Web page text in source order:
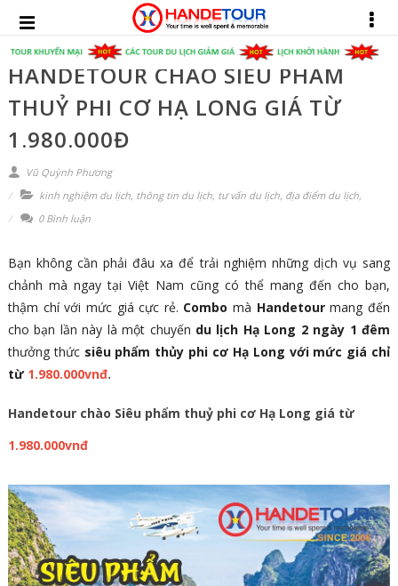
HANDETOUR CHÀO SIÊU PHẨM
THUỶ PHI CƠ HẠ LONG GIÁ TỪ
1.980.000Đ
Vũ Quỳnh Phương
kinh nghiệm du lịch, thông tin du lịch, tư vấn du lịch, địa điểm du lịch,
0 Bình luận
Bạn không cần phải đâu xa để trải nghiệm những dịch vụ sang
chảnh mà ngay tại Việt Nam cũng có thể mang đến cho bạn,
thậm chí với mức giá cực rẻ. Combo mà Handetourmang đến
cho bạn lần này là một chuyến du lịch Hạ Long 2 ngày 1 đêm
thưởng thức siêu phẩm thủy phi cơ Hạ Long với mức giá chỉ
từ 1.980.000vnđ.
Handetour chào Siêu phẩm thuỷ phi cơ Hạ Long giá từ
1.980.000vnđ